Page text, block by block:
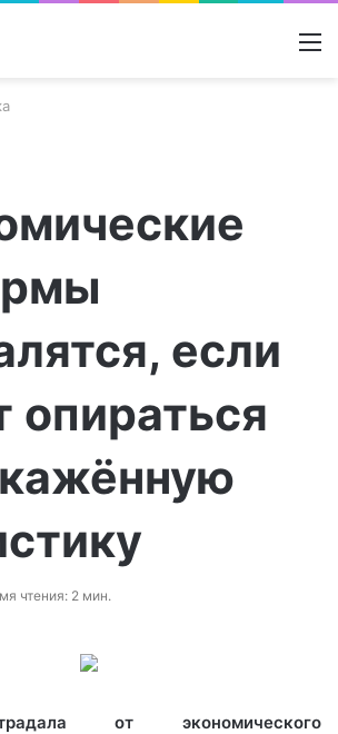
Поиск
Switch
если
опираться
чтения: 2 мин.
от экономического